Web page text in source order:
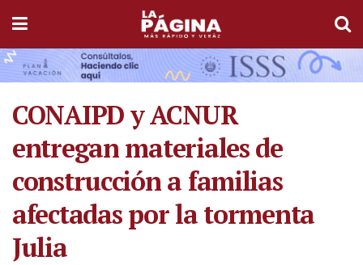
CONAIPD y ACNUR
entregan materiales de
construcción a familias
afectadas por la tormenta
Julia